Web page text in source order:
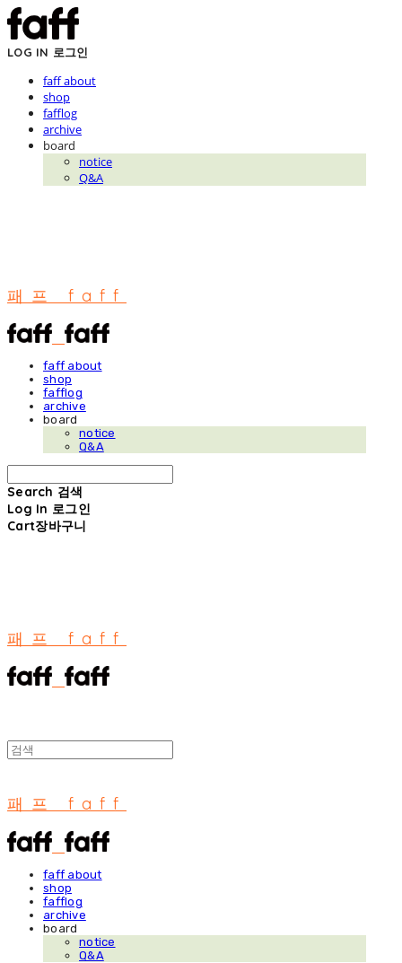
LOG IN 로그인
faff about
shop
fafflog
archive
board
notice
Q&A
패프 faff
faff about
shop
fafflog
archive
board
notice
Q&A
Search 검색
Log In 로그인
Cart장바구니
패프 faff
패프 faff
faff about
shop
fafflog
archive
board
notice
Q&A